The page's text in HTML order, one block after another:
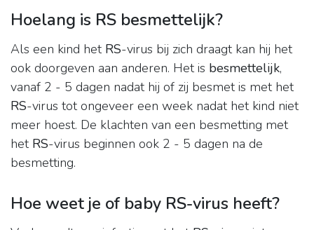
Hoelang is RS besmettelijk?
Als een kind het RS-virus bij zich draagt kan hij het
ook doorgeven aan anderen. Het is besmettelijk,
vanaf 2 - 5 dagen nadat hij of zij besmet is met het
RS-virus tot ongeveer een week nadat het kind niet
meer hoest. De klachten van een besmetting met
het RS-virus beginnen ook 2 - 5 dagen na de
besmetting.
Hoe weet je of baby RS-virus heeft?